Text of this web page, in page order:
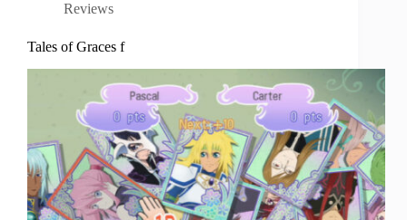
Reviews
Tales of Graces f